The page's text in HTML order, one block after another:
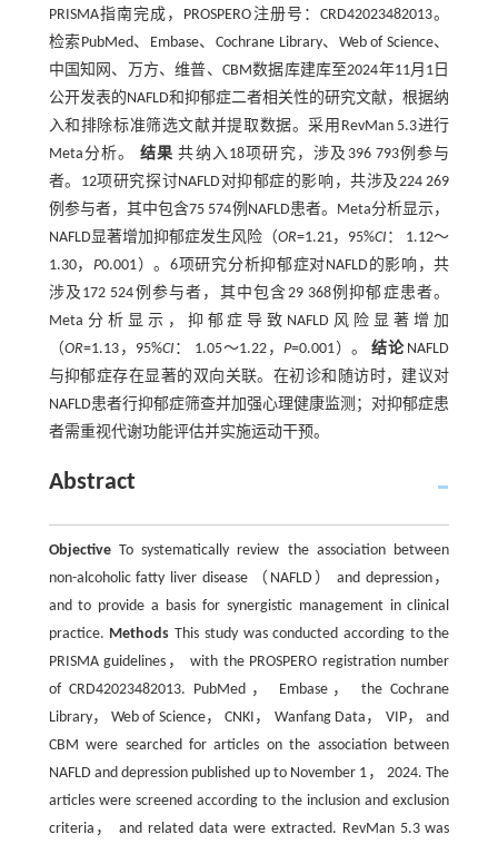
PRISMA指南完成，PROSPERO注册号：CRD42023482013。
检索PubMed、Embase、Cochrane Library、Web of Science、
中国知网、万方、维普、CBM数据库建库至2024年11月1日
公开发表的NAFLD和抑郁症二者相关性的研究文献，根据纳
入和排除标准筛选文献并提取数据。采用RevMan 5.3进行
Meta分析。 结果 共纳入18项研究，涉及396 793例参与
者。12项研究探讨NAFLD对抑郁症的影响，共涉及224 269
例参与者，其中包含75 574例NAFLD患者。Meta分析显示，
NAFLD显著增加抑郁症发生风险（OR=1.21，95%CI ： 1.12～
1.30， P0.001）。6项研究分析抑郁症对NAFLD的影响，共
涉及172 524例参与者，其中包含29 368例抑郁症患者。
Meta分析显示，抑郁症导致NAFLD风险显著增加
（OR=1.13，95%CI ： 1.05～1.22，P=0.001）。结论NAFLD
与抑郁症存在显著的双向关联。在初诊和随访时，建议对
NAFLD患者行抑郁症筛查并加强心理健康监测；对抑郁症患
者需重视代谢功能评估并实施运动干预。
Abstract
ObjectiveTo systematically review the association between
non-alcoholic fatty liver disease （NAFLD） and depression，
and to provide a basis for synergistic management in clinical
practice. Methods This study was conducted according to the
PRISMA guidelines， with the PROSPERO registration number
of CRD42023482013. PubMed， Embase， the Cochrane
Library， Web of Science， CNKI， Wanfang Data， VIP， and
CBM were searched for articles on the association between
NAFLD and depression published up to November 1， 2024. The
articles were screened according to the inclusion and exclusion
criteria， and related data were extracted. RevMan 5.3 was